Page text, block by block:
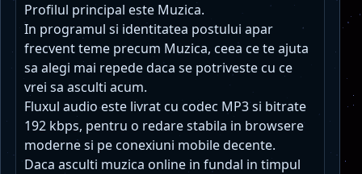
Profilul principal este Muzica.
In programul si identitatea postului apar
frecvent teme precum Muzica, ceea ce te ajuta
sa alegi mai repede daca se potriveste cu ce
vrei sa asculti acum.
Fluxul audio este livrat cu codec MP3 si bitrate
192 kbps, pentru o redare stabila in browsere
moderne si pe conexiuni mobile decente.
Daca asculti muzica online in fundal in timpul